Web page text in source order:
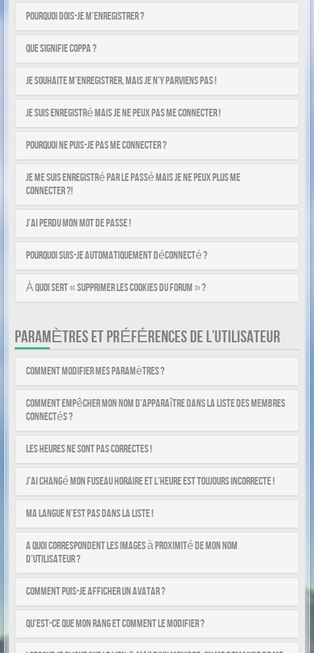
Pourquoi dois-je m’enregistrer ?
Que signifie COPPA ?
Je souhaite m’enregistrer, mais je n’y parviens pas !
Je suis enregistré mais je ne peux pas me connecter !
Pourquoi ne puis-je pas me connecter ?
Je me suis enregistré par le passé mais je ne peux plus me
connecter ?!
J’ai perdu mon mot de passe !
Pourquoi suis-je automatiquement déconnecté ?
À quoi sert « Supprimer les cookies du forum » ?
PARAMÈTRES ET PRÉFÉRENCES DE L’UTILISATEUR
Comment modifier mes paramètres ?
Comment empêcher mon nom d’apparaître dans la liste des membres
connectés ?
Les heures ne sont pas correctes !
J’ai changé mon fuseau horaire et l’heure est toujours incorrecte !
Ma langue n’est pas dans la liste !
A quoi correspondent les images à proximité de mon nom
d’utilisateur ?
Comment puis-je afficher un avatar ?
Qu’est-ce que mon rang et comment le modifier ?